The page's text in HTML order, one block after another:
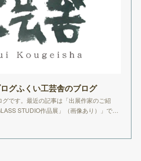
グふくい工芸舎のブログ
です。最近の記事は「出展作家のご紹
STUDIO作品展」（画像あり）」で…